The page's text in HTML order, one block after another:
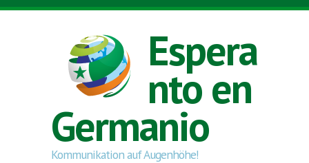
Skip to main content
Espera
nto en
Germanio
Kommunikation auf Augenhöhe!